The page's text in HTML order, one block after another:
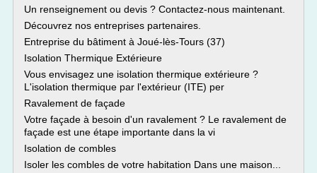
Un renseignement ou devis ? Contactez-nous maintenant.
Découvrez nos entreprises partenaires.
Entreprise du bâtiment à Joué-lès-Tours (37)
Isolation Thermique Extérieure
Vous envisagez une isolation thermique extérieure ?
L'isolation thermique par l'extérieur (ITE) per
Ravalement de façade
Votre façade à besoin d'un ravalement ? Le ravalement de
façade est une étape importante dans la vi
Isolation de combles
Isoler les combles de votre habitation Dans une maison...